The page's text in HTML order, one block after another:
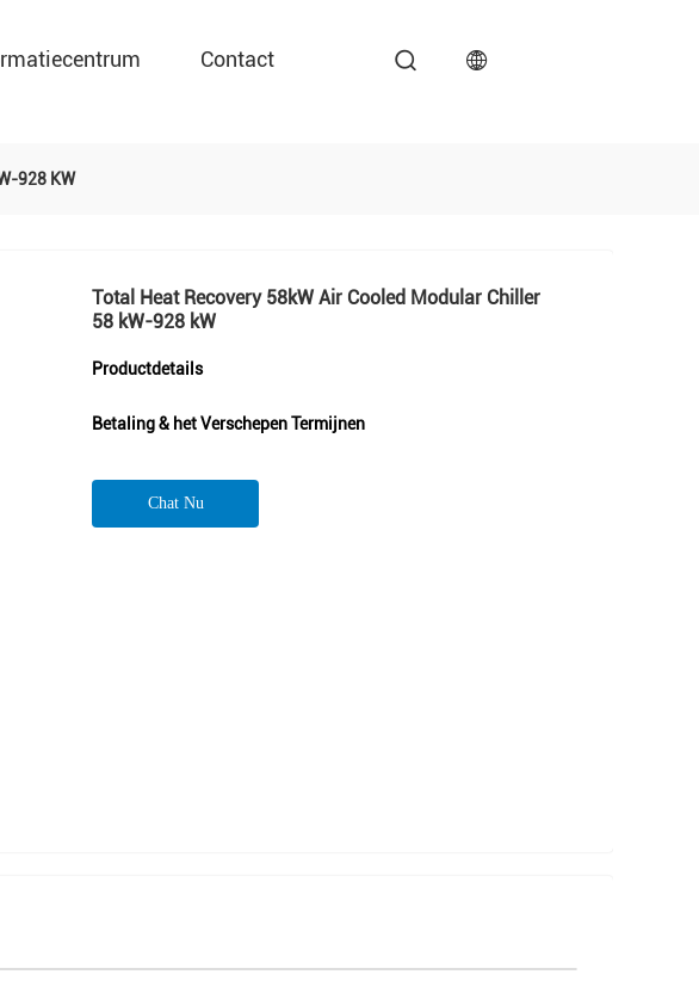
Contact
928 KW
Total Heat Recovery 58kW Air Cooled Modular Chiller
58 kW-928 kW
Productdetails
Betaling & het Verschepen Termijnen
Chat Nu